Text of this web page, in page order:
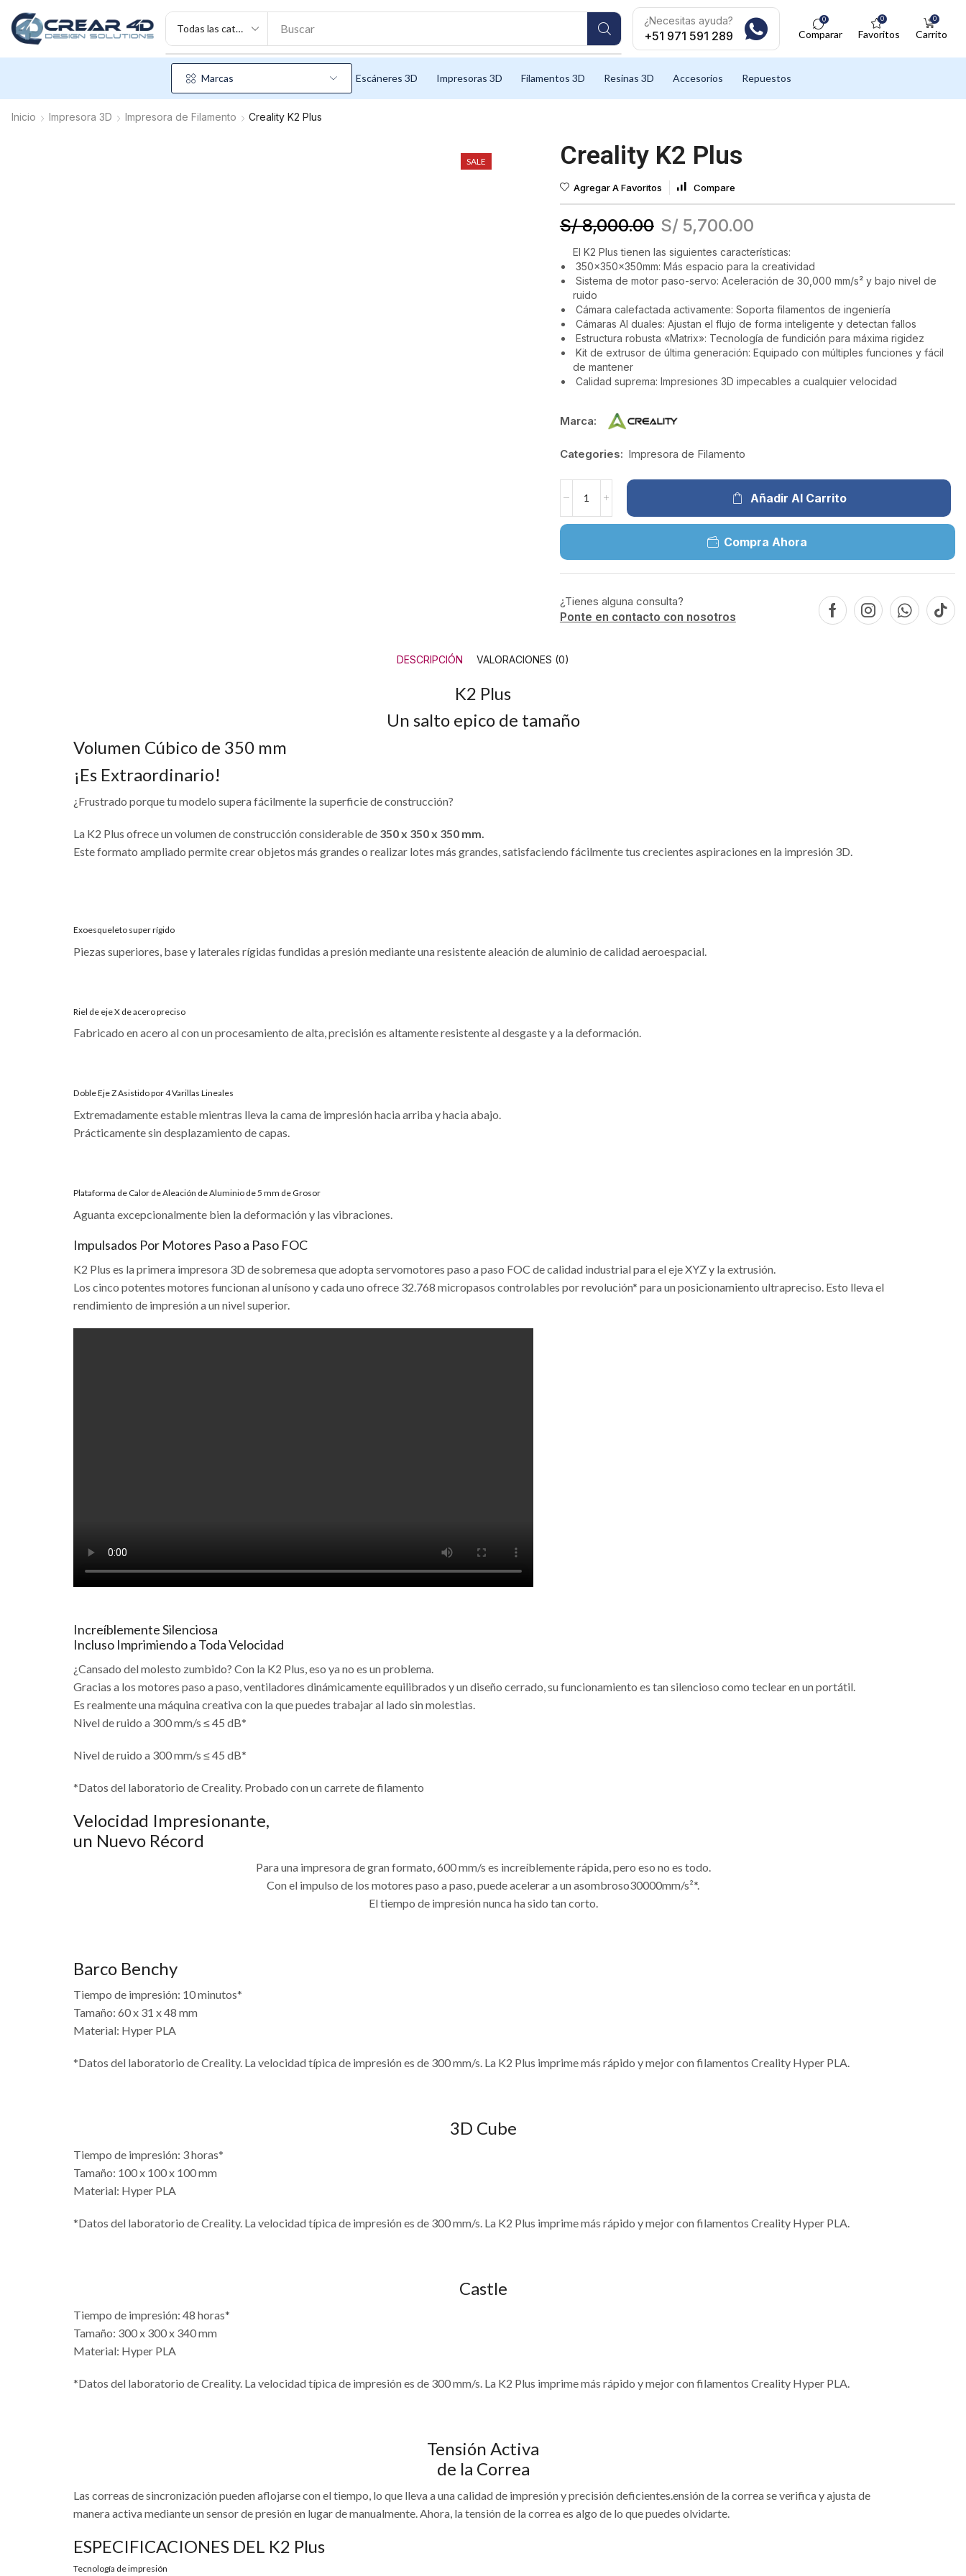
Buscar
¿Necesitas ayuda?
+51 971 591 289
0
Comparar
0
Favoritos
0
Carrito
Marcas Escáneres 3D Impresoras 3D Filamentos 3D Resinas 3D Accesorios Repuestos
Inicio Impresora 3D Impresora de Filamento Creality K2 Plus
SALE Creality K2 Plus
Agregar A Favoritos Compare
S/8,000.00 S/ 5,700.00
El K2 Plus tienen las siguientes características:
350x350x350mm: Más espacio para la creatividad
Sistema de motor paso-servo: Aceleración de 30,000 mm/s² y bajo nivel de
ruido
Cámara calefactada activamente: Soporta filamentos de ingeniería
Cámaras AI duales: Ajustan el flujo de forma inteligente y detectan fallos
Estructura robusta «Matrix»: Tecnología de fundición para máxima rigidez
Kit de extrusor de última generación: Equipado con múltiples funciones y fácil
de mantener
Calidad suprema: Impresiones 3D impecables a cualquier velocidad
Marca:
Categories: Impresora de Filamento
Añadir Al Carrito
Compra Ahora
¿Tienes alguna consulta?
Ponte en contacto con nosotros
DESCRIPCIÓN VALORACIONES (0)
K2 Plus
Un salto epico de tamaño
Volumen Cúbico de 350 mm
¡Es Extraordinario!
¿Frustrado porque tu modelo supera fácilmente la superficie de construcción?
La K2 Plus ofrece un volumen de construcción considerable de 350 x 350 x 350 mm.
Este formato ampliado permite crear objetos más grandes o realizar lotes más grandes, satisfaciendo fácilmente tus crecientes aspiraciones en la impresión 3D.
Exoesqueleto super rígido
Piezas superiores, base y laterales rígidas fundidas a presión mediante una resistente aleación de aluminio de calidad aeroespacial.
Riel de eje X de acero preciso
Fabricado en acero al con un procesamiento de alta, precisión es altamente resistente al desgaste y a la deformación.
Doble Eje Z Asistido por 4 Varillas Lineales
Extremadamente estable mientras lleva la cama de impresión hacia arriba y hacia abajo.
Prácticamente sin desplazamiento de capas.
Plataforma de Calor de Aleación de Aluminio de 5 mm de Grosor
Aguanta excepcionalmente bien la deformación y las vibraciones.
Impulsados Por Motores Paso a Paso FOC
K2 Plus es la primera impresora 3D de sobremesa que adopta servomotores paso a paso FOC de calidad industrial para el eje XYZ y la extrusión.
Los cinco potentes motores funcionan al unísono y cada uno ofrece 32.768 micropasos controlables por revolución* para un posicionamiento ultrapreciso. Esto lleva el
rendimiento de impresión a un nivel superior.
Increíblemente Silenciosa
Incluso Imprimiendo a Toda Velocidad
¿Cansado del molesto zumbido? Con la K2 Plus, eso ya no es un problema.
Gracias a los motores paso a paso, ventiladores dinámicamente equilibrados y un diseño cerrado, su funcionamiento es tan silencioso como teclear en un portátil.
Es realmente una máquina creativa con la que puedes trabajar al lado sin molestias.
Nivel de ruido a 300 mm/s ≤ 45 dB*
Nivel de ruido a 300 mm/s ≤ 45 dB*
*Datos del laboratorio de Creality. Probado con un carrete de filamento
Velocidad Impresionante,
un Nuevo Récord
Para una impresora de gran formato, 600 mm/s es increíblemente rápida, pero eso no es todo.
Con el impulso de los motores paso a paso, puede acelerar a un asombroso30000mm/s²*.
El tiempo de impresión nunca ha sido tan corto.
Barco Benchy
Tiempo de impresión: 10 minutos*
Tamaño: 60 x 31 x 48 mm
Material: Hyper PLA
*Datos del laboratorio de Creality. La velocidad típica de impresión es de 300 mm/s. La K2 Plus imprime más rápido y mejor con filamentos Creality Hyper PLA.
3D Cube
Tiempo de impresión: 3 horas*
Tamaño: 100 x 100 x 100 mm
Material: Hyper PLA
*Datos del laboratorio de Creality. La velocidad típica de impresión es de 300 mm/s. La K2 Plus imprime más rápido y mejor con filamentos Creality Hyper PLA.
Castle
Tiempo de impresión: 48 horas*
Tamaño: 300 x 300 x 340 mm
Material: Hyper PLA
*Datos del laboratorio de Creality. La velocidad típica de impresión es de 300 mm/s. La K2 Plus imprime más rápido y mejor con filamentos Creality Hyper PLA.
Tensión Activa
de la Correa
Las correas de sincronización pueden aflojarse con el tiempo, lo que lleva a una calidad de impresión y precisión deficientes.ensión de la correa se verifica y ajusta de
manera activa mediante un sensor de presión en lugar de manualmente. Ahora, la tensión de la correa es algo de lo que puedes olvidarte.
ESPECIFICACIONES DEL K2 Plus
Tecnología de impresión